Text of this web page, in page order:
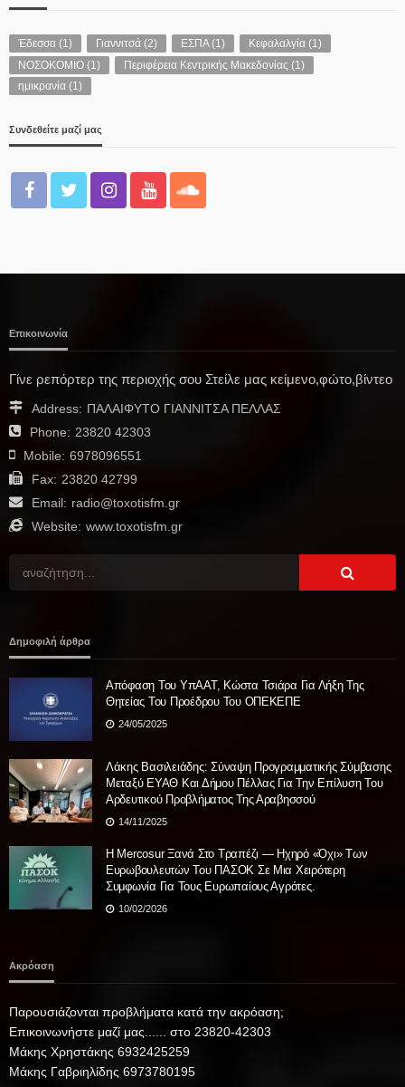
Έδεσσα (1) Γιαννιτσά (2) ΕΣΠΑ(1) Κεφαλαλγία (1)
ΝΟΣΟΚΟΜΙΟ (1) Περιφέρεια Κεντρικής Μακεδονίας (1)
ημικρανία (1)
Συνδεθείτε μαζί μας
Επικοινωνία
Γίνε ρεπόρτερ της περιοχής σου Στείλε μας κείμενο,φώτο,βίντεο
Address: ΠΑΛΑΙΦΥΤΟ ΓΙΑΝΝΙΤΣΑ ΠΕΛΛΑΣ
Phone: 23820 42303
Mobile: 6978096551
Fax: 23820 42799
Email: radio@toxotisfm.gr
Website: www.toxotisfm.gr
Δημοφιλή άρθρα
Απόφαση Του ΥπΑΑΤ, Κώστα Τσιάρα Για Λήξη Της
Θητείας Του Προέδρου Του ΟΠΕΚΕΠΕ
24/05/2025
Λάκης Βασιλειάδης: Σύναψη Προγραμματικής Σύμβασης
Μεταξύ ΕΥΑΘ Και Δήμου Πέλλας Για Την Επίλυση Του
Αρδευτικού Προβλήματος Της Αραβησσού
14/11/2025
Η Mercosur Ξανά Στο Τραπέζι — Ηχηρό «όχι» Των
Ευρωβουλευτών Του ΠΑΣΟΚ Σε Μια Χειρότερη
Συμφωνία Για Τους Ευρωπαίους Αγρότες.
10/02/2026
Ακρόαση
Παρουσιάζονται προβλήματα κατά την ακρόαση;
Επικοινωνήστε μαζί μας...... στο 23820-42303
Μάκης Χρηστάκης 6932425259
Μάκης Γαβριηλίδης 6973780195